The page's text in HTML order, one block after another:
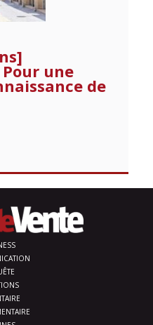
une
de